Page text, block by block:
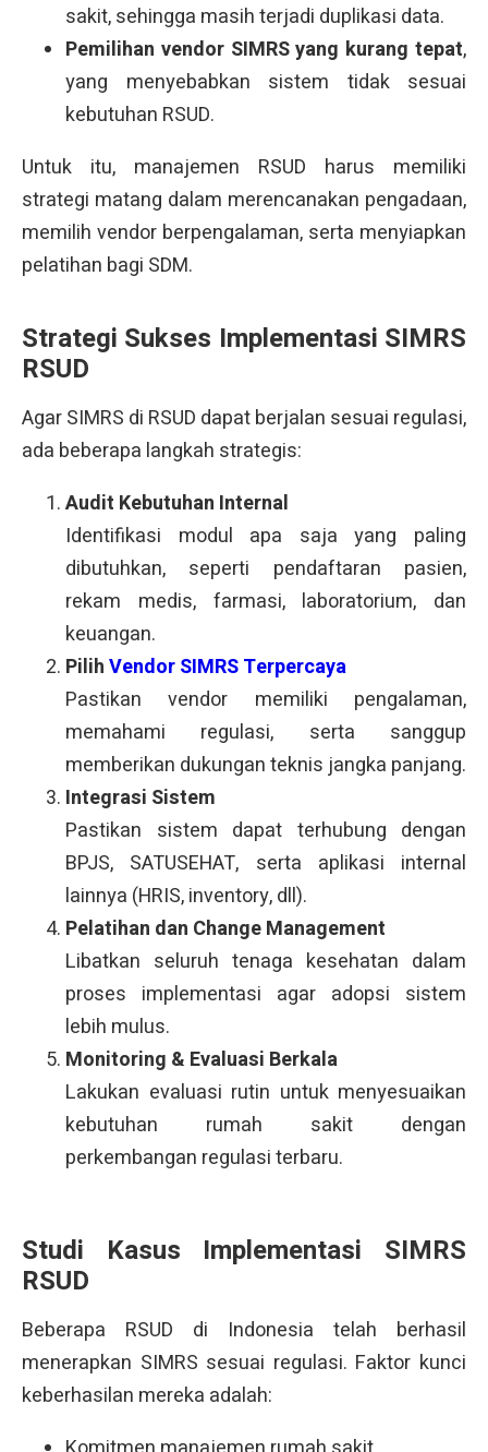
sakit, sehingga masih terjadi duplikasi data.
Pemilihan vendor SIMRS yang kurang tepat,
yang menyebabkan sistem tidak sesuai
kebutuhan RSUD.
Untuk itu, manajemen RSUD harus memiliki
strategi matang dalam merencanakan pengadaan,
memilih vendor berpengalaman, serta menyiapkan
pelatihan bagi SDM.
Strategi Sukses Implementasi SIMRS
RSUD
Agar SIMRS di RSUD dapat berjalan sesuai regulasi,
ada beberapa langkah strategis:
Audit Kebutuhan Internal
Identifikasi modul apa saja yang paling
dibutuhkan, seperti pendaftaran pasien,
rekam medis, farmasi, laboratorium, dan
keuangan.
PilihVendor SIMRS Terpercaya
Pastikan vendor memiliki pengalaman,
memahami regulasi, serta sanggup
memberikan dukungan teknis jangka panjang.
Integrasi Sistem
Pastikan sistem dapat terhubung dengan
BPJS, SATUSEHAT, serta aplikasi internal
lainnya (HRIS, inventory, dll).
Pelatihan dan Change Management
Libatkan seluruh tenaga kesehatan dalam
proses implementasi agar adopsi sistem
lebih mulus.
Monitoring & Evaluasi Berkala
Lakukan evaluasi rutin untuk menyesuaikan
kebutuhan rumah sakit dengan
perkembangan regulasi terbaru.
Studi Kasus Implementasi SIMRS
RSUD
Beberapa RSUD di Indonesia telah berhasil
menerapkan SIMRS sesuai regulasi. Faktor kunci
keberhasilan mereka adalah: